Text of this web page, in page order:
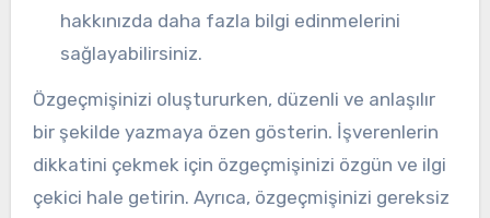
hakkınızda daha fazla bilgi edinmelerini
sağlayabilirsiniz.
Özgeçmişinizi oluştururken, düzenli ve anlaşılır
bir şekilde yazmaya özen gösterin. İşverenlerin
dikkatini çekmek için özgeçmişinizi özgün ve ilgi
çekici hale getirin. Ayrıca, özgeçmişinizi gereksiz